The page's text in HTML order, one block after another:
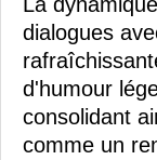
dialogues
d'humour
consolidant
comme un